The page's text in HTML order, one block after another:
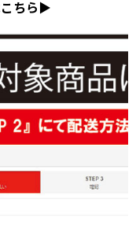
こちら▶